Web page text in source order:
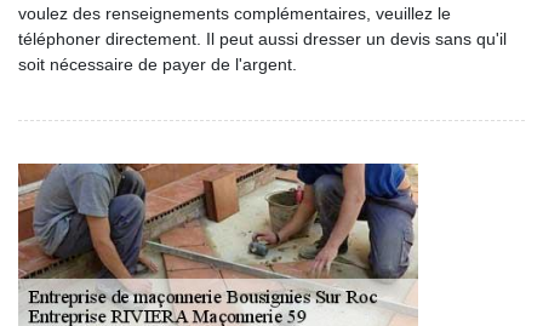
voulez des renseignements complémentaires, veuillez le
téléphoner directement. Il peut aussi dresser un devis sans qu'il
soit nécessaire de payer de l'argent.